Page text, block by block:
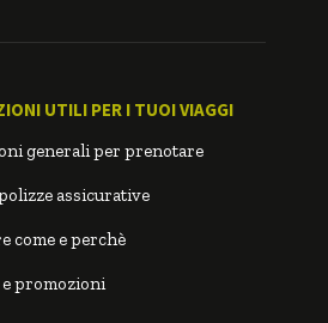
UTILI PER I TUOI VIAGGI
generali per prenotare
assicurative
come e perchè
promozioni